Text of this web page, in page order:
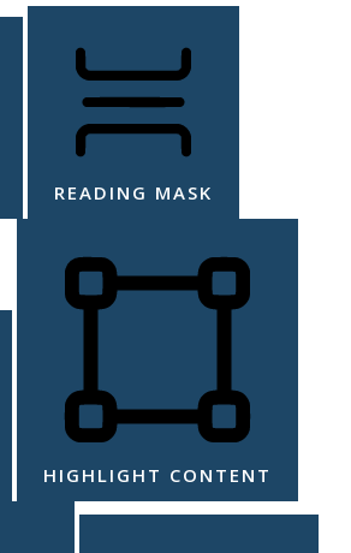
READING MASK
HIGHLIGHT CONTENT